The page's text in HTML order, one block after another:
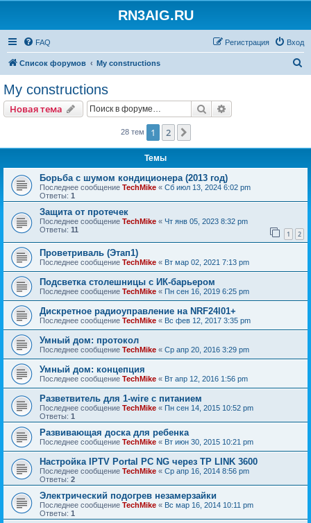
RN3AIG.RU
FAQ Вход
Регистрация
Список форумов My constructions
My constructions
Новая тема Поиск
28 тем 1 2
Темы
Борьба с шумом кондиционера (2013 год)
Последнее сообщение TechMike « Сб июл 13, 2024 6:02 pm
Ответы: 1
Защита от протечек
Последнее сообщение TechMike « Чт янв 05, 2023 8:32 pm
Ответы: 11 1 2
Проветриваль (Этап1)
Последнее сообщение TechMike « Вт мар 02, 2021 7:13 pm
Подсветка столешницы с ИК-барьером
Последнее сообщение TechMike « Пн сен 16, 2019 6:25 pm
Дискретное радиоуправление на NRF24l01+
Последнее сообщение TechMike « Вс фев 12, 2017 3:35 pm
Умный дом: протокол
Последнее сообщение TechMike « Ср апр 20, 2016 3:29 pm
Умный дом: концепция
Последнее сообщение TechMike « Вт апр 12, 2016 1:56 pm
Разветвитель для 1-wire с питанием
Последнее сообщение TechMike « Пн сен 14, 2015 10:52 pm
Ответы: 1
Развивающая доска для ребенка
Последнее сообщение TechMike « Вт июн 30, 2015 10:21 pm
Настройка IPTV Portal PC NG через TP LINK 3600
Последнее сообщение TechMike « Ср апр 16, 2014 8:56 pm
Ответы: 2
Электрический подогрев незамерзайки
Последнее сообщение TechMike « Вс мар 16, 2014 10:11 pm
Ответы: 1